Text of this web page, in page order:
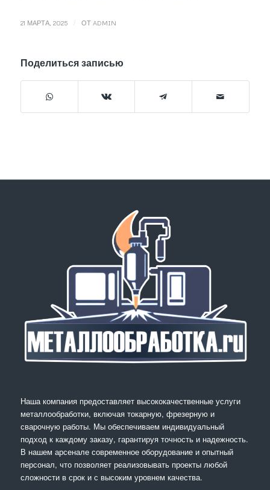
21 МАРТА, 2025 ОТ ADMIN
Поделиться записью
Наша компания предоставляет высококачественные услуги
металлообработки, включая токарную, фрезерную и
сварочную работы. Мы обеспечиваем индивидуальный
подход к каждому заказу, гарантируя точность и надежность.
В нашем арсенале современное оборудование и опытный
персонал, что позволяет реализовывать проекты любой
сложности в срок и с высоким уровнем качества.